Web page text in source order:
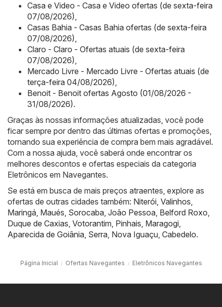
Casa e Video - Casa e Video ofertas (de sexta-feira
07/08/2026),
Casas Bahia - Casas Bahia ofertas (de sexta-feira
07/08/2026),
Claro - Claro - Ofertas atuais (de sexta-feira
07/08/2026),
Mercado Livre - Mercado Livre - Ofertas atuais (de
terça-feira 04/08/2026),
Benoit - Benoit ofertas Agosto (01/08/2026 -
31/08/2026).
Graças às nossas informações atualizadas, você pode
ficar sempre por dentro das últimas ofertas e promoções,
tornando sua experiência de compra bem mais agradável.
Com a nossa ajuda, você saberá onde encontrar os
melhores descontos e ofertas especiais da categoria
Eletrônicos em Navegantes.
Se está em busca de mais preços atraentes, explore as
ofertas de outras cidades também: Niterói, Valinhos,
Maringá, Maués, Sorocaba, João Pessoa, Belford Roxo,
Duque de Caxias, Votorantim, Pinhais, Maragogi,
Aparecida de Goiânia, Serra, Nova Iguaçu, Cabedelo.
Página Inicial Ofertas Navegantes Eletrônicos Navegantes